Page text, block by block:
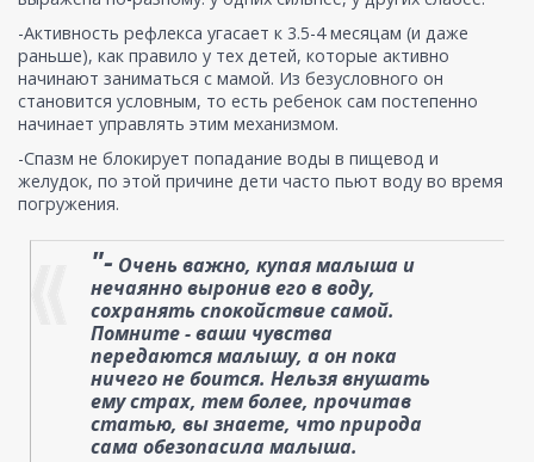
-Активность рефлекса угасает к 3.5-4 месяцам (и даже
раньше), как правило у тех детей, которые активно
начинают заниматься с мамой. Из безусловного он
становится условным, то есть ребенок сам постепенно
начинает управлять этим механизмом.
-Спазм не блокирует попадание воды в пищевод и
желудок, по этой причине дети часто пьют воду во время
погружения.
"- Очень важно, купая малыша и
нечаянно выронив его в воду,
сохранять спокойствие самой.
Помните - ваши чувства
передаются малышу, а он пока
ничего не боится. Нельзя внушать
ему страх, тем более, прочитав
статью, вы знаете, что природа
сама обезопасила малыша.